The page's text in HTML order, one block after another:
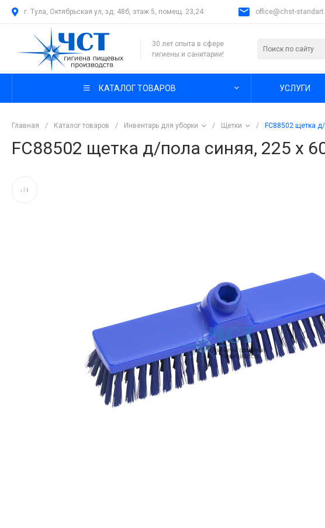
г. Тула, Октябрьская ул, зд. 48б, этаж 5, помещ. 23,24 office@chst-
30 лет опыта в сфере
гигиены и санитарии!
КАТАЛОГ ТОВАРОВ УСЛУГИ
Главная / Каталог товаров / Инвентарь для уборки / Щетки / FC88502 щетка
FC88502 щетка д/пола синяя, 225 х